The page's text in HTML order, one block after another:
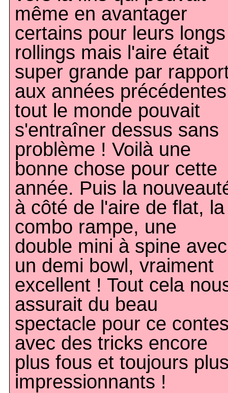
même en avantager
certains pour leurs longs
rollings mais l'aire était
super grande par
aux années
tout le monde pouvait
s'entraîner dessus sans
problème ! Voilà une
bonne chose pour cette
année. Puis la
à côté de l'aire de flat, la
combo rampe, une
double mini à spine avec
un demi bowl, vraiment
excellent ! Tout cela
assurait du beau
spectacle pour ce
avec des tricks encore
plus fous et toujours
impressionnants !